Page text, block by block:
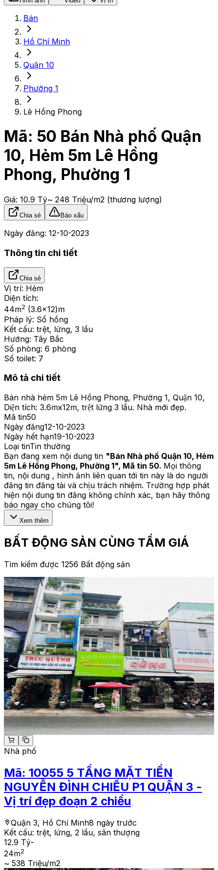
Bán
Hồ Chí Minh
Quận 10
Phường 1
Lê Hồng Phong
Mã: 50 Bán Nhà phố Quận
10, Hẻm 5m Lê Hồng
Phong, Phường 1
Giá: 10.9 Tỷ~ 248 Triệu/m2 (thương lượng)
Chia sẻ Báo xấu
Ngày đăng: 12-10-2023
Thông tin chi tiết
Chia sẻ
Vị trí: Hẻm
Diện tích:
44m2 (3.6x12)m
Pháp lý: Sổ hồng
Kết cấu: trệt, lửng, 3 lầu
Hướng: Tây Bắc
Số phòng: 6 phòng
Số toilet: 7
Mô tả chi tiết
Bán nhà hẻm 5m Lê Hồng Phong, Phường 1, Quận 10,
Diện tích: 3.6mx12m, trệt lửng 3 lầu. Nhà mới đẹp.
Mã tin50
Ngày đăng12-10-2023
Ngày hết hạn19-10-2023
Loại tinTin thường
Bạn đang xem nội dung tin "Bán Nhà phố Quận 10, Hẻm
5m Lê Hồng Phong, Phường 1", Mã tin 50. Mọi thông
tin, nội dung , hình ảnh liên quan tới tin này là do người
đăng tin đăng tải và chịu trách nhiệm. Trường hợp phát
hiện nội dung tin đăng không chính xác, bạn hãy thông
báo ngay cho chúng tôi!
Xem thêm
BẤT ĐỘNG SẢN CÙNG TẦM GIÁ
Tìm kiếm được 1256 Bất động sản
Nhà phố
Mã: 10055 5 TẦNG MẶT TIỀN
NGUYỄN ĐÌNH CHIỂU P1 QUẬN 3 -
Vị trí đẹp đoạn 2 chiều
Quận 3, Hồ Chí Minh8 ngày trước
Kết cấu: trệt, lửng, 2 lầu, sân thượng
12.9 Tỷ-
24m2
~ 538 Triệu/m2